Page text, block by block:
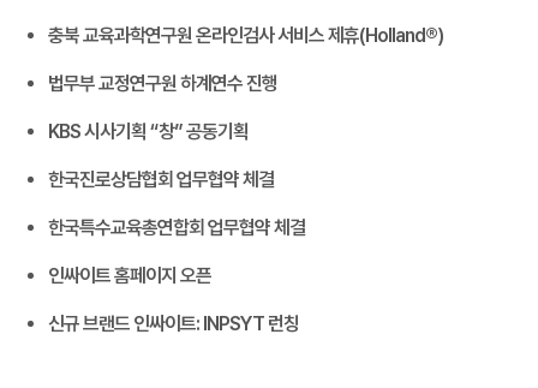
충북 교육과학연구원 온라인검사 서비스 제휴(Holland®)
법무부 교정연구원 하계연수 진행
KBS 시사기획 “창” 공동기획
한국진로상담협회 업무협약 체결
한국특수교육총연합회 업무협약 체결
인싸이트 홈페이지 오픈
신규 브랜드 인싸이트: INPSYT 런칭